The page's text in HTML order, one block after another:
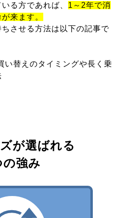
る方であれば、 1～2年で消
来ます。
させる方法は以下の記事で
い替えのタイミングや長く乗
が選ばれる
の強み